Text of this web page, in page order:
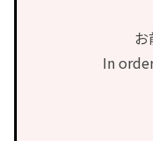
お
In